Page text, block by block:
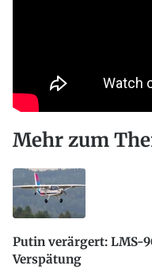
Mehr zum
Putin verärgert: LMS-
Verspätung